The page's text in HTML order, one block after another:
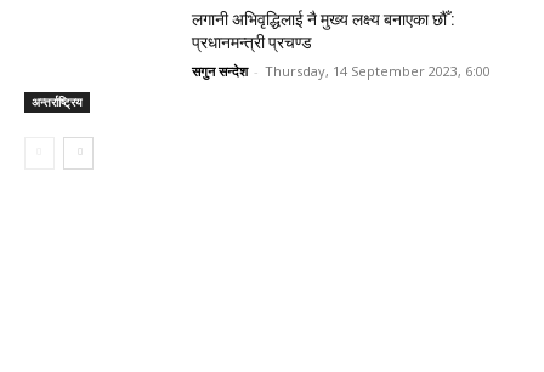
अन्तर्राष्ट्रिय
लगानी अभिवृद्धिलाई नै मुख्य लक्ष्य बनाएका छौँ :
प्रधानमन्त्री प्रचण्ड
सगुन सन्देश - Thursday, 14 September 2023, 6:00